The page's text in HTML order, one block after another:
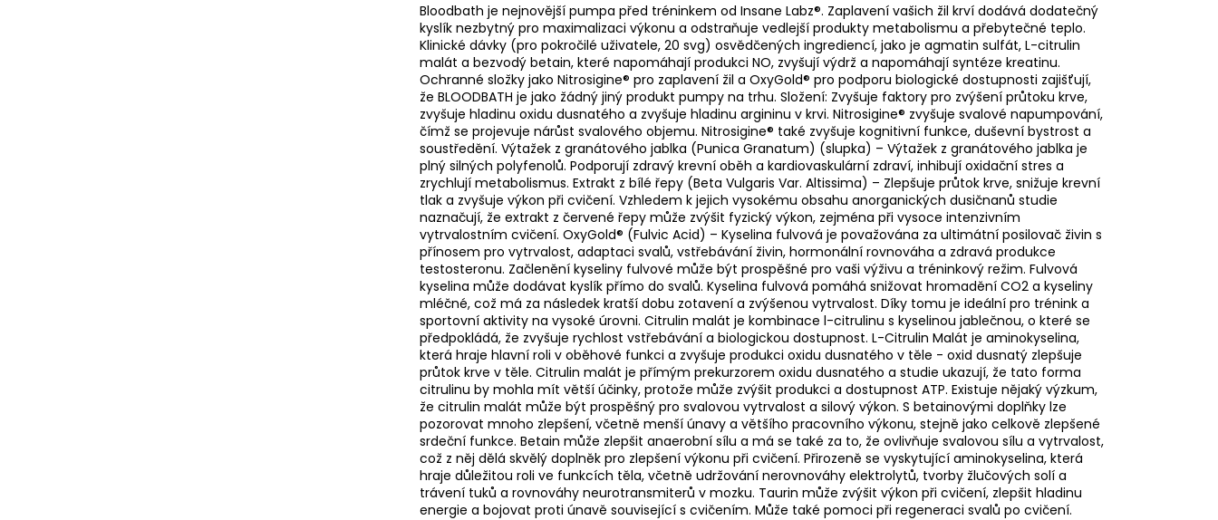
Bloodbath je nejnovější pumpa před tréninkem od Insane Labz®. Zaplavení vašich žil krví dodává dodatečný
kyslík nezbytný pro maximalizaci výkonu a odstraňuje vedlejší produkty metabolismu a přebytečné teplo.
Klinické dávky (pro pokročilé uživatele, 20 svg) osvědčených ingrediencí, jako je agmatin sulfát, L-citrulin
malát a bezvodý betain, které napomáhají produkci NO, zvyšují výdrž a napomáhají syntéze kreatinu.
Ochranné složky jako Nitrosigine® pro zaplavení žil a OxyGold® pro podporu biologické dostupnosti zajišťují,
že BLOODBATH je jako žádný jiný produkt pumpy na trhu. Složení: Zvyšuje faktory pro zvýšení průtoku krve,
zvyšuje hladinu oxidu dusnatého a zvyšuje hladinu argininu v krvi. Nitrosigine® zvyšuje svalové napumpování,
čímž se projevuje nárůst svalového objemu. Nitrosigine® také zvyšuje kognitivní funkce, duševní bystrost a
soustředění. Výtažek z granátového jablka (Punica Granatum) (slupka) – Výtažek z granátového jablka je
plný silných polyfenolů. Podporují zdravý krevní oběh a kardiovaskulární zdraví, inhibují oxidační stres a
zrychlují metabolismus. Extrakt z bílé řepy (Beta Vulgaris Var. Altissima) – Zlepšuje průtok krve, snižuje krevní
tlak a zvyšuje výkon při cvičení. Vzhledem k jejich vysokému obsahu anorganických dusičnanů studie
naznačují, že extrakt z červené řepy může zvýšit fyzický výkon, zejména při vysoce intenzivním
vytrvalostním cvičení. OxyGold® (Fulvic Acid) – Kyselina fulvová je považována za ultimátní posilovač živin s
přínosem pro vytrvalost, adaptaci svalů, vstřebávání živin, hormonální rovnováha a zdravá produkce
testosteronu. Začlenění kyseliny fulvové může být prospěšné pro vaši výživu a tréninkový režim. Fulvová
kyselina může dodávat kyslík přímo do svalů. Kyselina fulvová pomáhá snižovat hromadění CO2 a kyseliny
mléčné, což má za následek kratší dobu zotavení a zvýšenou vytrvalost. Díky tomu je ideální pro trénink a
sportovní aktivity na vysoké úrovni. Citrulin malát je kombinace l-citrulinu s kyselinou jablečnou, o které se
předpokládá, že zvyšuje rychlost vstřebávání a biologickou dostupnost. L-Citrulin Malát je aminokyselina,
která hraje hlavní roli v oběhové funkci a zvyšuje produkci oxidu dusnatého v těle - oxid dusnatý zlepšuje
průtok krve v těle. Citrulin malát je přímým prekurzorem oxidu dusnatého a studie ukazují, že tato forma
citrulinu by mohla mít větší účinky, protože může zvýšit produkci a dostupnost ATP. Existuje nějaký výzkum,
že citrulin malát může být prospěšný pro svalovou vytrvalost a silový výkon. S betainovými doplňky lze
pozorovat mnoho zlepšení, včetně menší únavy a většího pracovního výkonu, stejně jako celkově zlepšené
srdeční funkce. Betain může zlepšit anaerobní sílu a má se také za to, že ovlivňuje svalovou sílu a vytrvalost,
což z něj dělá skvělý doplněk pro zlepšení výkonu při cvičení. Přirozeně se vyskytující aminokyselina, která
hraje důležitou roli ve funkcích těla, včetně udržování nerovnováhy elektrolytů, tvorby žlučových solí a
trávení tuků a rovnováhy neurotransmiterů v mozku. Taurin může zvýšit výkon při cvičení, zlepšit hladinu
energie a bojovat proti únavě související s cvičením. Může také pomoci při regeneraci svalů po cvičení.